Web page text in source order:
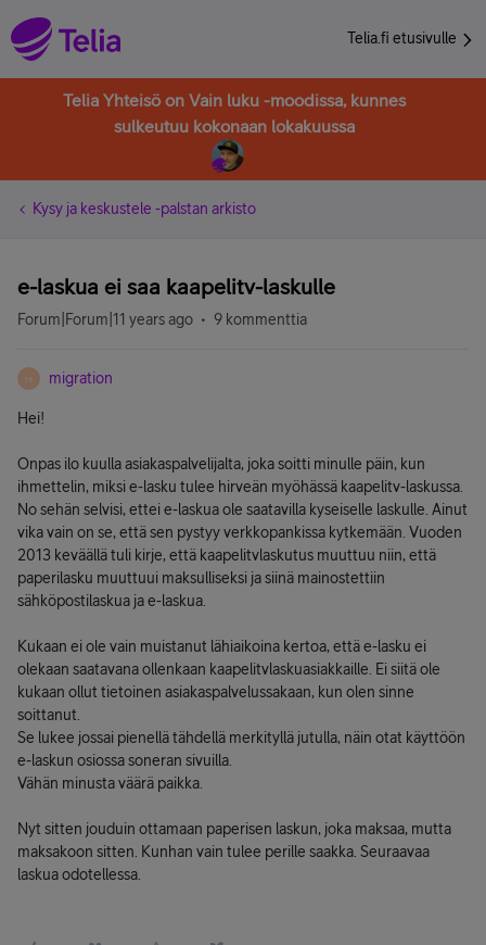
Telia.fi etusivulle
Telia Yhteisö on Vain luku -moodissa, kunnes
sulkeutuu kokonaan lokakuussa
Kysy ja keskustele -palstan arkisto
e-laskua ei saa kaapelitv-laskulle
Forum|Forum|11 years ago 9 kommenttia
M migration
Hei!
Onpas ilo kuulla asiakaspalvelijalta, joka soitti minulle päin, kun
ihmettelin, miksi e-lasku tulee hirveän myöhässä kaapelitv-laskussa.
No sehän selvisi, ettei e-laskua ole saatavilla kyseiselle laskulle. Ainut
vika vain on se, että sen pystyy verkkopankissa kytkemään. Vuoden
2013 keväällä tuli kirje, että kaapelitvlaskutus muuttuu niin, että
paperilasku muuttuui maksulliseksi ja siinä mainostettiin
sähköpostilaskua ja e-laskua.
Kukaan ei ole vain muistanut lähiaikoina kertoa, että e-lasku ei
olekaan saatavana ollenkaan kaapelitvlaskuasiakkaille. Ei siitä ole
kukaan ollut tietoinen asiakaspalvelussakaan, kun olen sinne
soittanut.
Se lukee jossai pienellä tähdellä merkityllä jutulla, näin otat käyttöön
e-laskun osiossa soneran sivuilla.
Vähän minusta väärä paikka.
Nyt sitten jouduin ottamaan paperisen laskun, joka maksaa, mutta
maksakoon sitten. Kunhan vain tulee perille saakka. Seuraavaa
laskua odotellessa.